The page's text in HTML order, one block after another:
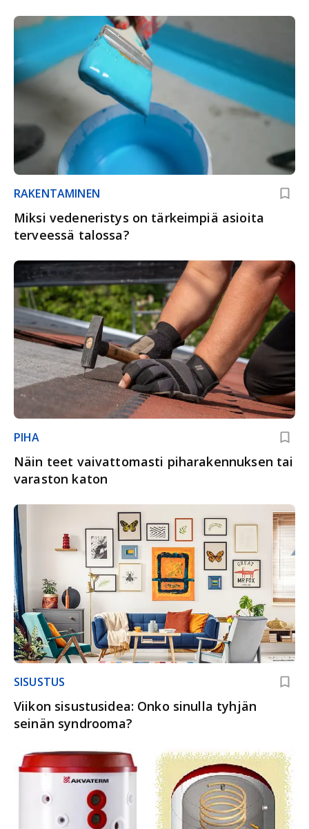
RAKENTAMINEN
Miksi vedeneristys on tärkeimpiä asioita
terveessä talossa?
PIHA
Näin teet vaivattomasti piharakennuksen tai
varaston katon
SISUSTUS
Viikon sisustusidea: Onko sinulla tyhjän
seinän syndrooma?